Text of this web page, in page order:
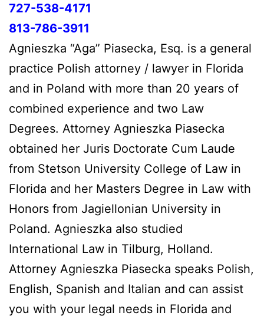
727-538-4171
813-786-3911
Agnieszka “Aga” Piasecka, Esq. is a general
practice Polish attorney / lawyer in Florida
and in Poland with more than 20 years of
combined experience and two Law
Degrees. Attorney Agnieszka Piasecka
obtained her Juris Doctorate Cum Laude
from Stetson University College of Law in
Florida and her Masters Degree in Law with
Honors from Jagiellonian University in
Poland. Agnieszka also studied
International Law in Tilburg, Holland.
Attorney Agnieszka Piasecka speaks Polish,
English, Spanish and Italian and can assist
you with your legal needs in Florida and